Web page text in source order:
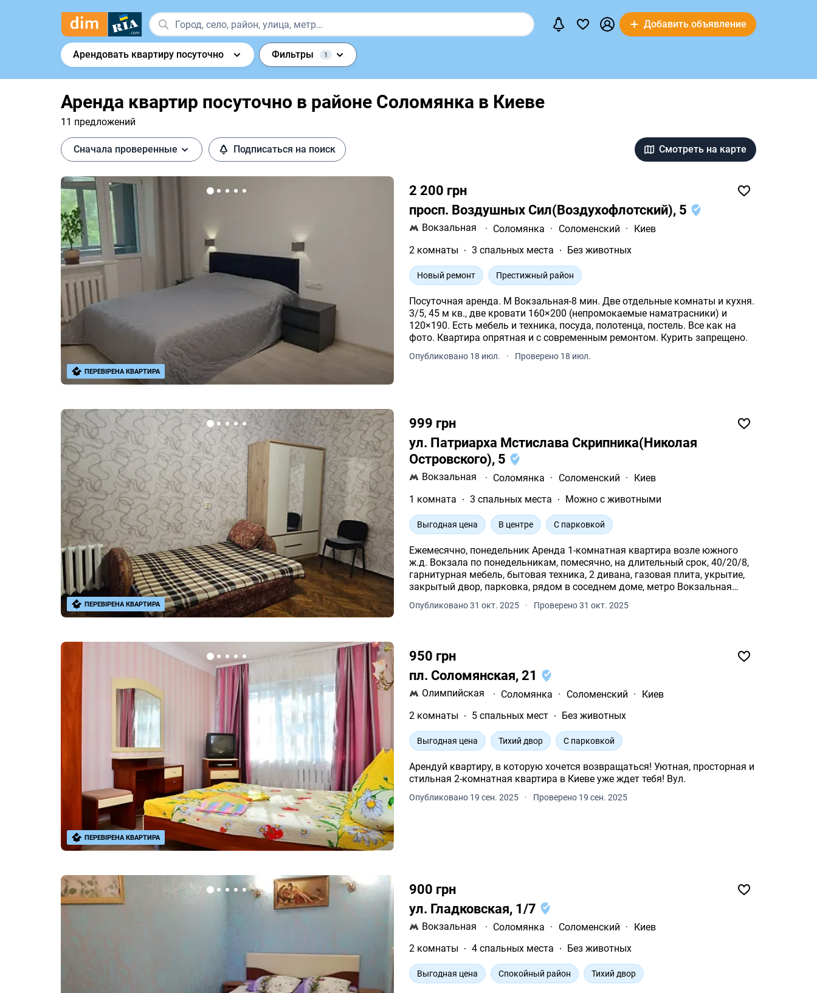
Добавить объявление
Арендовать квартиру посуточно Фильтры 1
Аренда квартир посуточно в районе Соломянка в Киеве
11 предложений
Сначала проверенные Подписаться на поиск Смотреть на карте
2 200 грн
просп. Воздушных Сил(Воздухофлотский), 5
Вокзальная · Соломянка · Соломенский ·
Киев
2 комнаты
3 спальных места Без животных
Новый ремонт Престижный район
Посуточная аренда. М Вокзальная-8 мин. Две отдельные комнаты и кухня.
3/5, 45 м кв., две кровати 160×200 (непромокаемые наматрасники) и
120×190. Есть мебель и техника, посуда, полотенца, постель. Все как на
фото. Квартира опрятная и с современным ремонтом. Курить запрещено.
Опубликовано 18 июл. · Проверено 18 июл.
ПЕРЕВІРЕНА КВАРТИРА
999 грн
ул. Патриарха Мстислава Скрипника(Николая
Островского), 5
Вокзальная · Соломянка · Соломенский ·
Киев
1 комната
3 спальных места Можно с животными
Выгодная цена В центре С парковкой
Ежемесячно, понедельник Аренда 1-комнатная квартира возле южного
ж.д. Вокзала по понедельникам, помесячно, на длительный срок, 40/20/8,
гарнитурная мебель, бытовая техника, 2 дивана, газовая плита, укрытие,
закрытый двор, парковка, рядом в соседнем доме, метро Вокзальная
пешком. Цена договорная.
Опубликовано 31 окт. 2025 · Проверено 31 окт. 2025
ПЕРЕВІРЕНА КВАРТИРА
950 грн
пл. Соломянская, 21
Олимпийская · Соломянка · Соломенский ·
Киев
2 комнаты
5 спальных мест Без животных
Выгодная цена Тихий двор С парковкой
Арендуй квартиру, в которую хочется возвращаться! Уютная, просторная и
стильная 2-комнатная квартира в Киеве уже ждет тебя! Вул.
Опубликовано 19 сен. 2025 · Проверено 19 сен. 2025
ПЕРЕВІРЕНА КВАРТИРА
900 грн
ул. Гладковская, 1/7
Вокзальная · Соломянка · Соломенский ·
Киев
2 комнаты
4 спальных места Без животных
Выгодная цена Спокойный район Тихий двор